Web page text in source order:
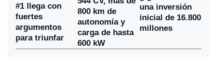
#1 llega con
fuertes
argumentos
para triunfar
800 km de
autonomía y
carga de hasta
600 kW
una inversión
inicial de 16.800
millones